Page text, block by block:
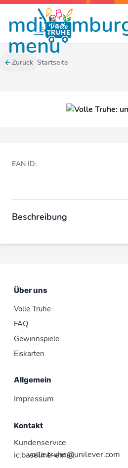
menu
Zurück Startseite
EAN ID:
Beschreibung
Über uns
Volle Truhe
FAQ
Gewinnspiele
Eiskarten
Allgemein
Impressum
Kontakt
Kundenservice
ic:baseline-email
volle.truhe@unilever.com